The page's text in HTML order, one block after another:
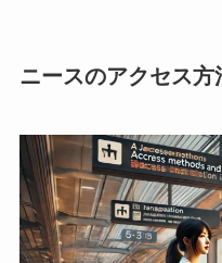
ニースのアクセス方